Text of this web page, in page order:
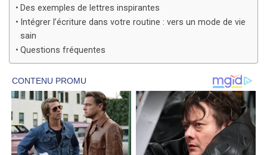
Des exemples de lettres inspirantes
Intégrer l’écriture dans votre routine : vers un mode de vie
sain
Questions fréquentes